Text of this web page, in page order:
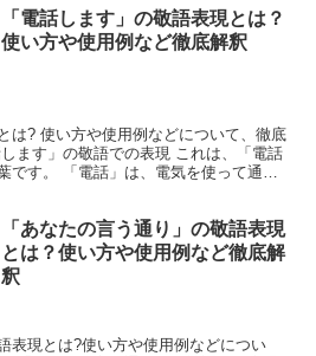
「電話します」の敬語表現とは？
使い方や使用例など徹底解釈
は? 使い方や使用例などについて、徹底
ます」の敬語での表現 これは、「電話
です。 「電話」は、電気を使って通話
「あなたの言う通り」の敬語表現
とは？使い方や使用例など徹底解
釈
表現とは?使い方や使用例などについ